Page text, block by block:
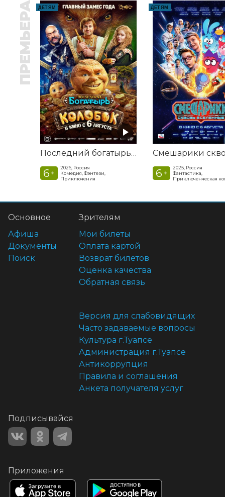
ПРЕМЬЕРА ДЕТЯМ
Последний богатырь. Колобок
6 +
2026, Россия
Комедия, Фэнтези,
Приключения
ДЕТЯМ
6 +
2025, Россия
Фантастика,
Приключенческая
Основное
Афиша
Документы
Поиск
Зрителям
Мои билеты
Оплата картой
Возврат билетов
Оценка качества
Обратная связь
Версия для слабовидящих
Часто задаваемые вопросы
Культура г.Туапсе
Администрация г.Туапсе
Антикоррупция
Правила и соглашения
Анкета получателя услуг
Подписывайся
Приложения